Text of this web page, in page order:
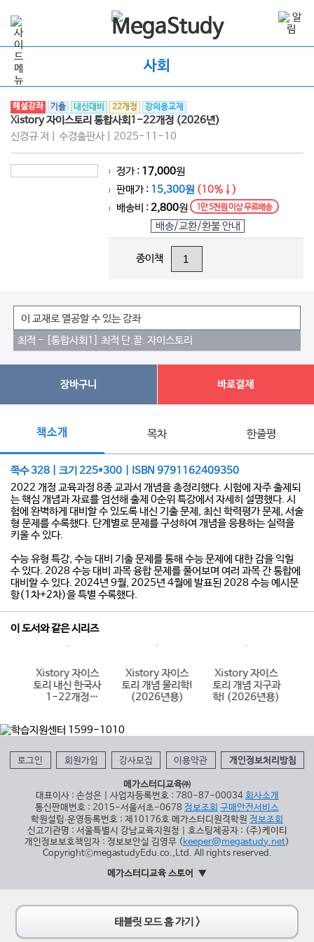
사회
해설강좌 기출 내신대비 22개정 강의용교재
Xistory 자이스토리 통합사회1-22개정 (2026년)
신경규 저 | 수경출판사 | 2025-11-10
> 정가 : 17,000원
> 판매가 : 15,300원 (10%↓)
> 배송비 :2,800원 1만 5천원 이상 무료배송
배송/교환/환불 안내
종이책
이 교재로 열공할 수 있는 강좌
최적 - [통합사회1] 최적 단.끝. 자이스토리
장바구니 바로결제
책소개 목차 한줄평
쪽수 328 | 크기 225*300 | ISBN 9791162409350
2022 개정 교육과정 8종 교과서 개념을 총정리했다. 시험에 자주 출제되
는 핵심 개념과 자료를 엄선해 출제 0순위 특강에서 자세히 설명했다. 시
험에 완벽하게 대비할 수 있도록 내신 기출 문제, 최신 학력평가 문제, 서술
형 문제를 수록했다. 단계별로 문제를 구성하여 개념을 응용하는 실력을
키울 수 있다.
수능 유형 특강, 수능 대비 기출 문제를 통해 수능 문제에 대한 감을 익힐
수 있다. 2028 수능 대비 과목 융합 문제를 풀어보며 여러 과목 간 통합에
대비할 수 있다. 2024년 9월, 2025년 4월에 발표된 2028 수능 예시문
항(1차+2차)을 특별 수록했다.
이 도서와 같은 시리즈
Xistory 자이스
토리 내신 한국사
1-22개정
Xistory 자이스
토리 개념 물리학I
(2026년용)
Xistory 자이스
토리 개념 지구과
학I (2026년용)
로그인 회원가입 강사모집 이용약관 개인정보처리방침
메가스터디교육㈜
대표이사 : 손성은 | 사업자등록번호 : 780-87-00034 회사소개
통신판매번호 : 2015-서울서초-0678 정보조회 구매안전서비스
학원설립∙운영등록번호 : 제10176호 메가스터디원격학원 정보조회
신고기관명 : 서울특별시 강남교육지원청 | 호스팅제공자 : (주)케이티
개인정보보호책임자 : 정보보안실 김영무 ( keeper@megastudy.net)
CopyrightⓒmegastudyEdu.co.,Ltd. All rights reserved.
메가스터디교육 스토어
태블릿 모드 홈 가기 >